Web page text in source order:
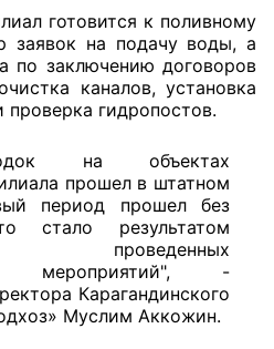
готовится к поливному
заявок на подачу воды, а
по заключению договоров
каналов, установка
гидропостов.
на объектах
прошел в штатном
период прошел без
стало результатом
проведенных
мероприятий", -
Карагандинского
Муслим Аккожин.